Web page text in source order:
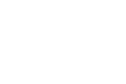
para perros